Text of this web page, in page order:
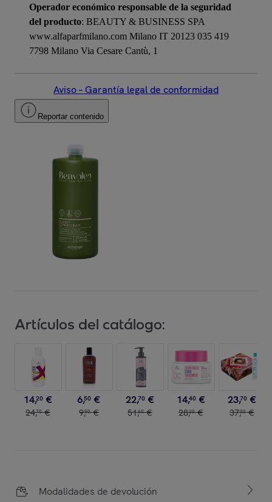
Operador económico responsable de la seguridad
del producto: BEAUTY & BUSINESS SPA
www.alfaparfmilano.com Milano IT 20123 035 419
7798 Milano Via Cesare Cantù, 1
Aviso – Garantía legal de conformidad
Reportar contenido
Artículos del catálogo:
14,20 €
24,70 €
6,50 €
9,90 €
22,70 €
51,60 €
14,40 €
28,30 €
23,70 €
37,00 €
Modalidades de devolución